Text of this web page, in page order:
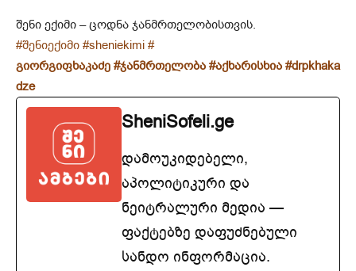
შენი ექიმი – ცოდნა ჯანმრთელობისთვის.
#შენიექიმი #sheniekimi #
გიორგიფხაკაძე #ჯანმრთელობა #აქხარისხია #drpkhaka
dze
SheniSofeli.ge
დამოუკიდებელი,
აპოლიტიკური და
ნეიტრალური მედია —
ფაქტებზე დაფუძნებული
სანდო ინფორმაცია.